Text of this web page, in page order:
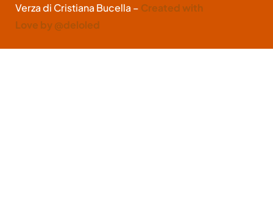
Verza di Cristiana Bucella – Created with
Love by @deloled